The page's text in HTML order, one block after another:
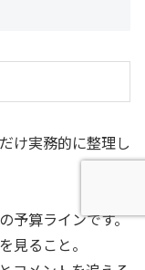
け実務的に整理し
予算ラインです。
見ること。